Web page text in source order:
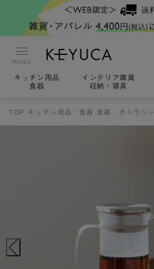
MENU
キッチン用品
食器
インテリア雑貨
収納・寝具
TOP キッチン用品・食器 食器・カトラリー